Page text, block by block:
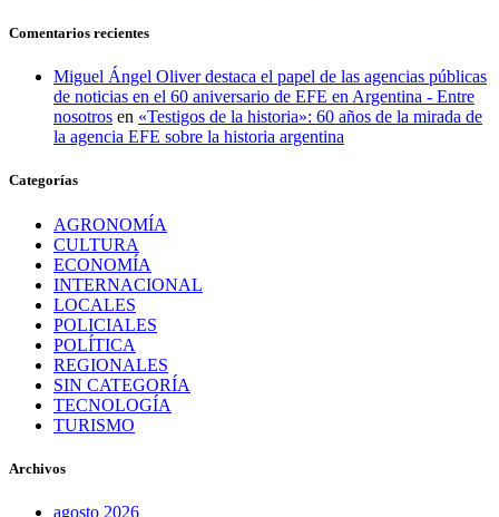
Comentarios recientes
Miguel Ángel Oliver destaca el papel de las agencias públicas
de noticias en el 60 aniversario de EFE en Argentina - Entre
nosotros en «Testigos de la historia»: 60 años de la mirada de
la agencia EFE sobre la historia argentina
Categorías
AGRONOMÍA
CULTURA
ECONOMÍA
INTERNACIONAL
LOCALES
POLICIALES
POLÍTICA
REGIONALES
SIN CATEGORÍA
TECNOLOGÍA
TURISMO
Archivos
agosto 2026